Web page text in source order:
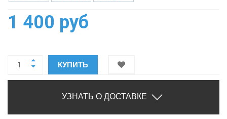
1 400 руб
КУПИТЬ
УЗНАТЬ О ДОСТАВКЕ